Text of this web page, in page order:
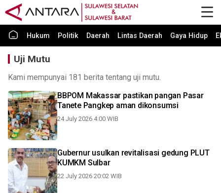
Hukum Politik Daerah Lintas Daerah Gaya Hidup
Uji Mutu
Kami mempunyai 181 berita tentang uji mutu.
BBPOM Makassar pastikan pangan Pasar
Tanete Pangkep aman dikonsumsi
24 July 2026 4:00 WIB
Gubernur usulkan revitalisasi gedung PLUT
KUMKM Sulbar
22 July 2026 20:02 WIB